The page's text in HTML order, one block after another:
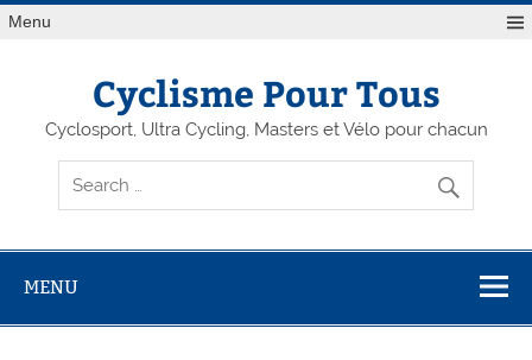
Menu
Cyclisme Pour Tous
Cyclosport, Ultra Cycling, Masters et Vélo pour chacun
MENU